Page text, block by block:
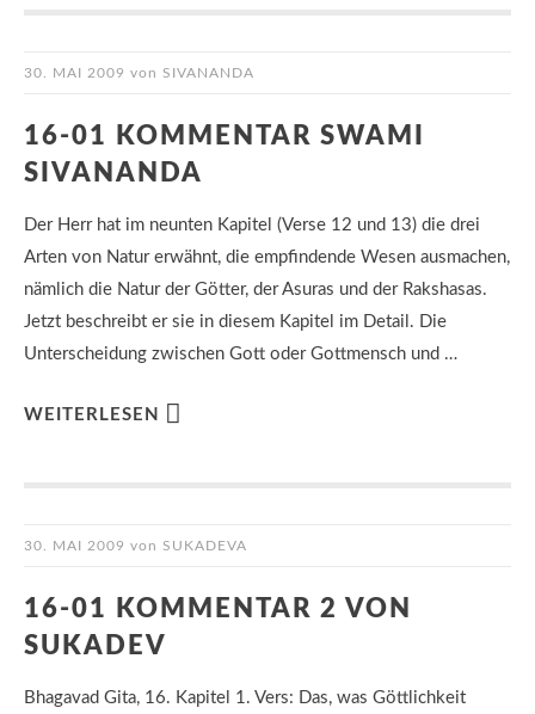
30. MAI 2009 von SIVANANDA
16-01 KOMMENTAR SWAMI
SIVANANDA
Der Herr hat im neunten Kapitel (Verse 12 und 13) die drei
Arten von Natur erwähnt, die empfindende Wesen ausmachen,
nämlich die Natur der Götter, der Asuras und der Rakshasas.
Jetzt beschreibt er sie in diesem Kapitel im Detail. Die
Unterscheidung zwischen Gott oder Gottmensch und …
WEITERLESEN
30. MAI 2009 von SUKADEVA
16-01 KOMMENTAR 2 VON
SUKADEV
Bhagavad Gita, 16. Kapitel 1. Vers: Das, was Göttlichkeit